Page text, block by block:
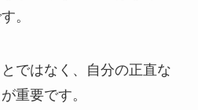
。
ではなく、自分の正直な
重要です。